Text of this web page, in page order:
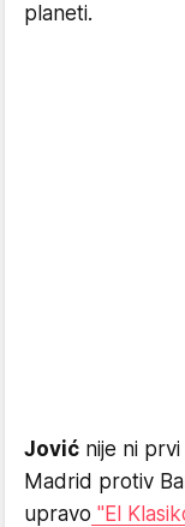
planeti.
Jović nije ni
Madrid protiv
upravo "El